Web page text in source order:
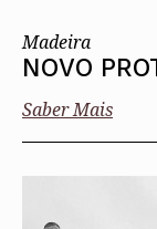
Madeira
NOVO
Saber Mais